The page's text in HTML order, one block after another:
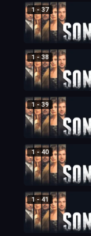
1 - 37
1 - 38
1 - 39
1 - 40
1 - 41